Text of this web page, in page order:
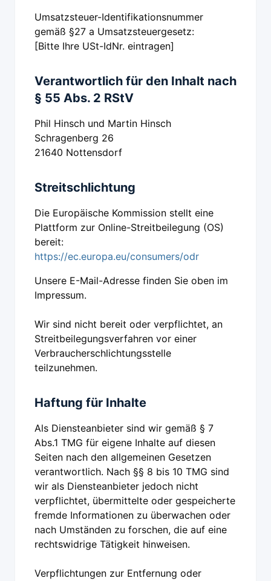
Umsatzsteuer-Identifikationsnummer
gemäß §27 a Umsatzsteuergesetz:
[Bitte Ihre USt-IdNr. eintragen]
Verantwortlich für den Inhalt nach
§ 55 Abs. 2 RStV
Phil Hinsch und Martin Hinsch
Schragenberg 26
21640 Nottensdorf
Streitschlichtung
Die Europäische Kommission stellt eine
Plattform zur Online-Streitbeilegung (OS)
bereit:
https://ec.europa.eu/consumers/odr
Unsere E-Mail-Adresse finden Sie oben im
Impressum.
Wir sind nicht bereit oder verpflichtet, an
Streitbeilegungsverfahren vor einer
Verbraucherschlichtungsstelle
teilzunehmen.
Haftung für Inhalte
Als Diensteanbieter sind wir gemäß § 7
Abs.1 TMG für eigene Inhalte auf diesen
Seiten nach den allgemeinen Gesetzen
verantwortlich. Nach §§ 8 bis 10 TMG sind
wir als Diensteanbieter jedoch nicht
verpflichtet, übermittelte oder gespeicherte
fremde Informationen zu überwachen oder
nach Umständen zu forschen, die auf eine
rechtswidrige Tätigkeit hinweisen.
Verpflichtungen zur Entfernung oder